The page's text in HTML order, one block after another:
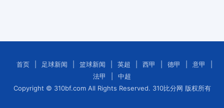
首页 足球新闻 篮球新闻 英超 西甲 德甲 意甲
法甲
中超
Copyright © 310bf.com All Rights Reserved. 310比分网 版权所有